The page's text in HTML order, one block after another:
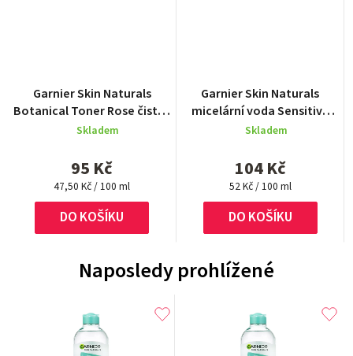
Garnier Skin Naturals
Botanical Toner Rose čistící
voda 200 ml
hodnocení
produktu
je
z
5
hvězdiček.
Skladem
95 Kč
Měrná
cena:
47,50 Kč / 100 ml
DO KOŠÍKU
Garnier Skin Naturals
micelární voda Sensitive
3v1 200 ml
Skladem
104 Kč
Měrná
cena:
52 Kč / 100 ml
DO KOŠÍKU
Naposledy prohlížené